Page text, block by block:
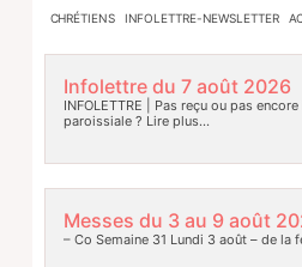
CHRÉTIENS INFOLETTRE-NEWSLETTER
Infolettre du 7 août 2026
INFOLETTRE | Pas reçu ou pas
paroissiale ? Lire plus…
Messes du 3 au 9 août
– Co Semaine 31 Lundi 3 août – de la